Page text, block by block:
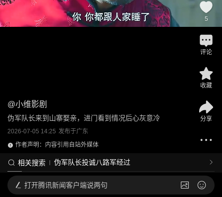
@小维影剧
伪军队长来到山寨娶亲，进门看到情况后心灰意冷
2026-07-05 14:25 发布于广东
作者声明：内容引用自站外媒体
相关搜索 伪军队长投诚八路军经过
5
评论
收藏
分享
打开腾讯新闻客户端说两句